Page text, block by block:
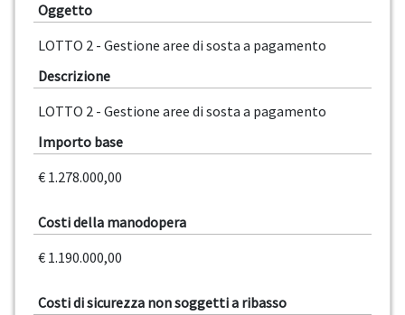
Oggetto
LOTTO 2 - Gestione aree di sosta a pagamento
Descrizione
LOTTO 2 - Gestione aree di sosta a pagamento
Importo base
€ 1.278.000,00
Costi della manodopera
€ 1.190.000,00
Costi di sicurezza non soggetti a ribasso